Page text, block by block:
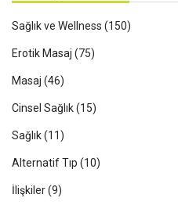
Sağlık ve Wellness (150)
Erotik Masaj (75)
Masaj (46)
Cinsel Sağlık(15)
Sağlık(11)
Alternatif Tıp (10)
İlişkiler(9)